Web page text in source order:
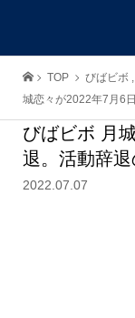
TOP びばビボ ,
城恋々が2022年7月6
びばビボ 月
退。活動辞
2022.07.07